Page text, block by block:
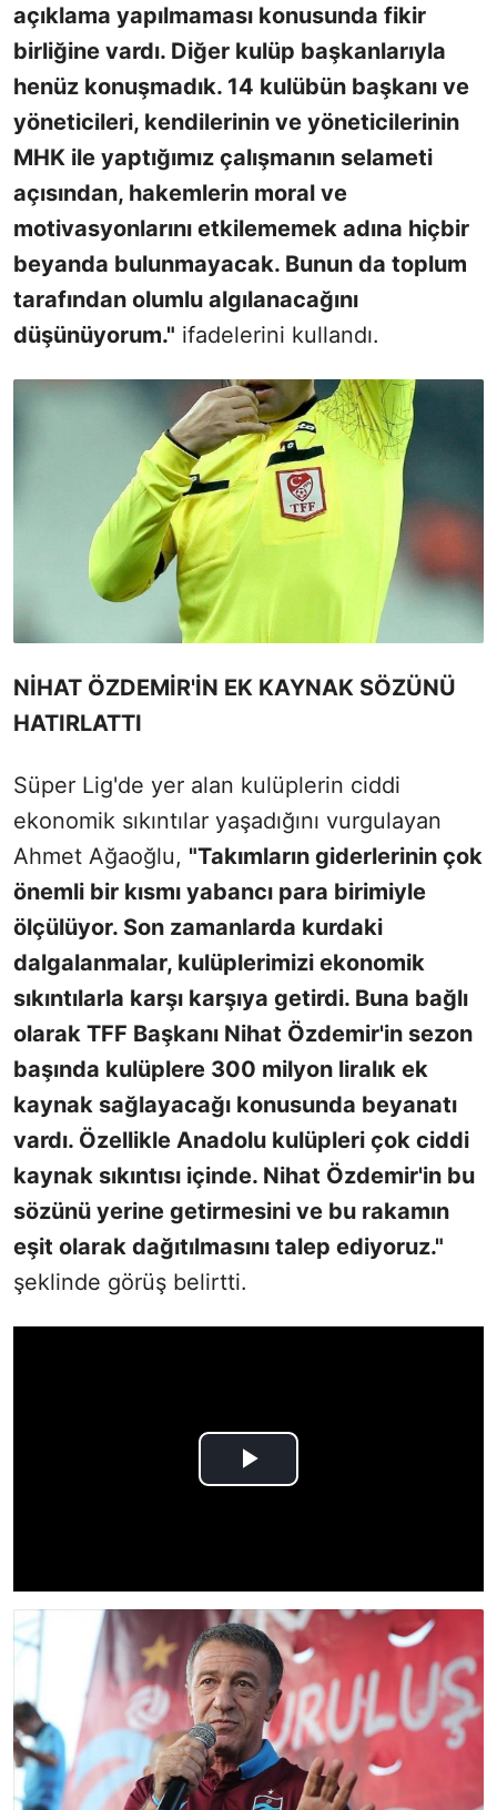
açıklama yapılmaması konusunda fikir
birliğine vardı. Diğer kulüp başkanlarıyla
henüz konuşmadık. 14 kulübün başkanı ve
yöneticileri, kendilerinin ve yöneticilerinin
MHK ile yaptığımız çalışmanın selameti
açısından, hakemlerin moral ve
motivasyonlarını etkilememek adına hiçbir
beyanda bulunmayacak. Bunun da toplum
tarafından olumlu algılanacağını
düşünüyorum." ifadelerini kullandı.
NİHAT ÖZDEMİR'İN EK KAYNAK SÖZÜNÜ
HATIRLATTI
Süper Lig'de yer alan kulüplerin ciddi
ekonomik sıkıntılar yaşadığını vurgulayan
Ahmet Ağaoğlu, "Takımların giderlerinin çok
önemli bir kısmı yabancı para birimiyle
ölçülüyor. Son zamanlarda kurdaki
dalgalanmalar, kulüplerimizi ekonomik
sıkıntılarla karşı karşıya getirdi. Buna bağlı
olarak TFF Başkanı Nihat Özdemir'in sezon
başında kulüplere 300 milyon liralık ek
kaynak sağlayacağı konusunda beyanatı
vardı. Özellikle Anadolu kulüpleri çok ciddi
kaynak sıkıntısı içinde. Nihat Özdemir'in bu
sözünü yerine getirmesini ve bu rakamın
eşit olarak dağıtılmasını talep ediyoruz."
şeklinde görüş belirtti.